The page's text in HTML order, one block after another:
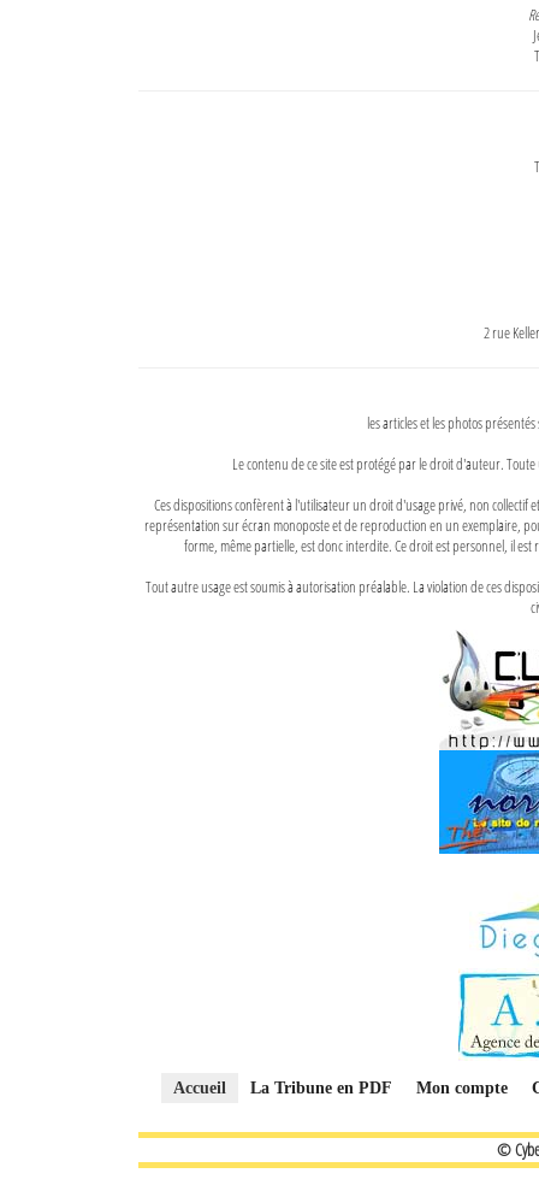
2 rue
les articles et les photos
Le contenu de ce site est protégé par le droit d'auteur.
Ces dispositions confèrent à l'utilisateur un droit d'usage privé, non
représentation sur écran monoposte et de reproduction en un exemplaire,
forme, même partielle, est donc interdite. Ce droit est personnel, il
Tout autre usage est soumis à autorisation préalable. La violation de ces
Accueil La Tribune en PDF Mon compte
©